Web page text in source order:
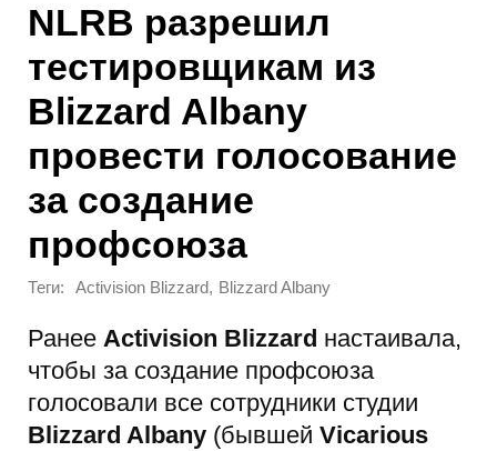
NLRB разрешил
тестировщикам из
Blizzard Albany
провести голосование
за создание
профсоюза
Теги: Activision Blizzard, Blizzard Albany
Ранее Activision Blizzard настаивала,
чтобы за создание профсоюза
голосовали все сотрудники студии
Blizzard Albany (бывшей Vicarious